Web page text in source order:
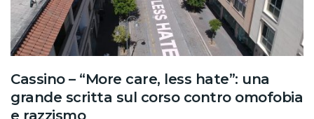
Cassino – “More care, less hate”: una
grande scritta sul corso contro omofobia
e razzismo